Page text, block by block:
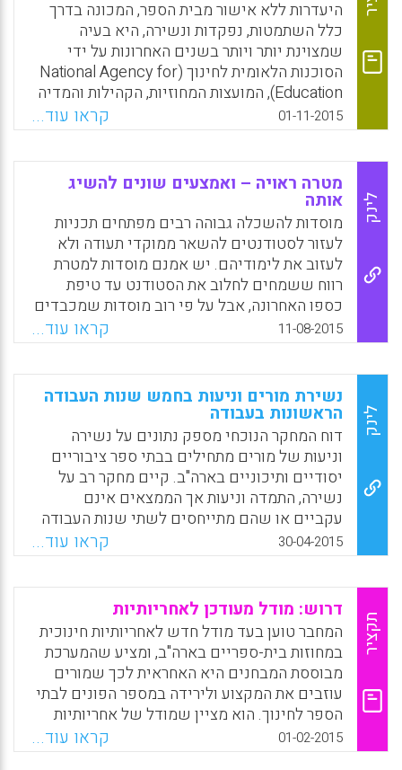
היעדרות ללא אישור מבית הספר, המכונה בדרך
כלל השתמטות, נפקדות ונשירה, היא בעיה
שמצוינת יותר ויותר בשנים האחרונות על ידי
הסוכנות הלאומית לחינוך (National Agency for
Education), המועצות המחוזיות, הקהילות והמדיה
בשבדיה. זהו גם נושא הנמצא בעדיפות גבוהה
באירופה וברחבי העולם. מאמר זה מציג סקירה
של התוצאות וההמלצות של 155 דוחות מחקר
המתמקדים בנוכחות בבית הספר ובמניעת
היעדרות. הסקירה מצביעה על הצורך בשינוי גלוי
לב ומפורט בפרספקטיבה מהתמקדות במאפיינים
האינדיבידואליים ובגורמים הקשורים מבחינה
אינדיבידואלית לאחריות של בית הספר ושל
הקהילה (Britten Ekstrand, 2015).
WhatsApp
Facebook
Email
X
01-11-2015 קראו עוד...
לינק
מטרה ראויה – ואמצעים שונים להשיג
אותה
מוסדות להשכלה גבוהה רבים מפתחים תכניות
לעזור לסטודנטים להשאר ממוקדי תעודה ולא
לעזוב את לימודיהם. יש אמנם מוסדות למטרת
רווח ששמחים לחלוב את הסטודנט עד טיפת
כספו האחרונה, אבל על פי רוב מוסדות שמכבדים
את עצמם באמת רוצים להביא את הסטודנטים
שלהם לסיום מוצלח ולקבלת תואר. היום, כמו
בתחומים רבים אחרים, מגייסים את הנתונים,
וניתוחם, כדי לטפל בנושא הזה. יש פרויקטים
המיועדים לזיהוי מוקדם של סטודנטים
שנמצאים בסכנת נשירה על מנת לעזור להם
להתגבר על הקשיים ולא יעזוב את הלימודים. אם
נתונים יכולים לאותת לגורמים במוסד להשכלה
גבוהה שסטודנט נתקל בקשיים כך שהתערבות
מוקדמת וממוקדת תמנע את הנשירה, מדובר
בשימוש לגיטימי ואפילו רצוי של נתוני הסטודנט
– כל עוד השימוש במידע הזה נעשה בהסכמת
הורוויץ).
WhatsApp
Facebook
Email
X
11-08-2015 קראו עוד...
לינק
נשירת מורים וניעות בחמש שנות העבודה
הראשונות בעבודה
דוח המחקר הנוכחי מספק נתונים על נשירה
וניעות של מורים מתחילים בבתי ספר ציבוריים
יסודיים ותיכוניים בארה"ב. קיים מחקר רב על
נשירה, התמדה וניעות אך הממצאים אינם
עקביים או שהם מתייחסים לשתי שנות העבודה
הראשונות על פי רוב. כדי ללמוד יותר על הנתיבה
המקצועית של מורים משנת העבודה הראשונה
ובמהלך 4 השנים שלאחר מכן נערך מחקר ארוך
טווח זה. מבט ראשון זה כולל נתונים חדשים
וממצאים נבחרים. הממצאים מאפשרים לבחון
התנהגות בשלבים שונים בנתיבה המקצועית של
המורים במהלך 5 השנים הראשונות (Gray, L., &
Taie, S).
WhatsApp
Facebook
Email
X
30-04-2015 קראו עוד...
תקציר
דרוש: מודל מעודכן לאחריותיות
המחבר טוען בעד מודל חדש לאחריותיות חינוכית
במחוזות בית-ספריים בארה"ב, ומציע שהמערכת
מבוססת המבחנים היא האחראית לכך שמורים
עוזבים את המקצוע ולירידה במספר הפונים לבתי
הספר לחינוך. הוא מציין שמודל של אחריותיות
המבוסס על ניהול תעשייתי הוא מודל מיושן
למאה ה-21 (Tucker, Marc, 2015).
01-02-2015 קראו עוד...